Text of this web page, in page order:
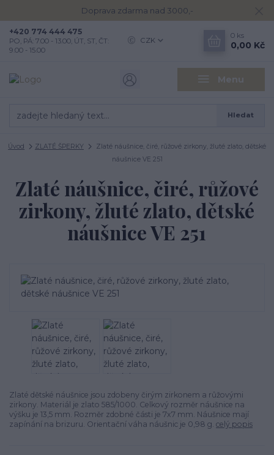
Doprava zdarma nad 3000,-
Menu
CZK
Hledat
+420 774 444 475
PO, PÁ: 7.00 - 13.00, ÚT, ST, ČT:
9.00 - 15.00
0 ks
0,00 Kč
Úvod ZLATÉ ŠPERKY
Zlaté náušnice, čiré, růžové zirkony, žluté zlato, dětské
náušnice VE 251
Zlaté náušnice, čiré, růžové
zirkony, žluté zlato, dětské
náušnice VE 251
Zlaté dětské náušnice jsou zdobeny čirým zirkonem a růžovými
zirkony. Materiál je zlato 585/1000. Celkový rozměr náušnice na
výšku je 13,5 mm. Rozměr zdobné části je 7x7 mm. Náušnice mají
zapínání na brizuru. Orientační váha náušnic je 0,98 g. celý popis